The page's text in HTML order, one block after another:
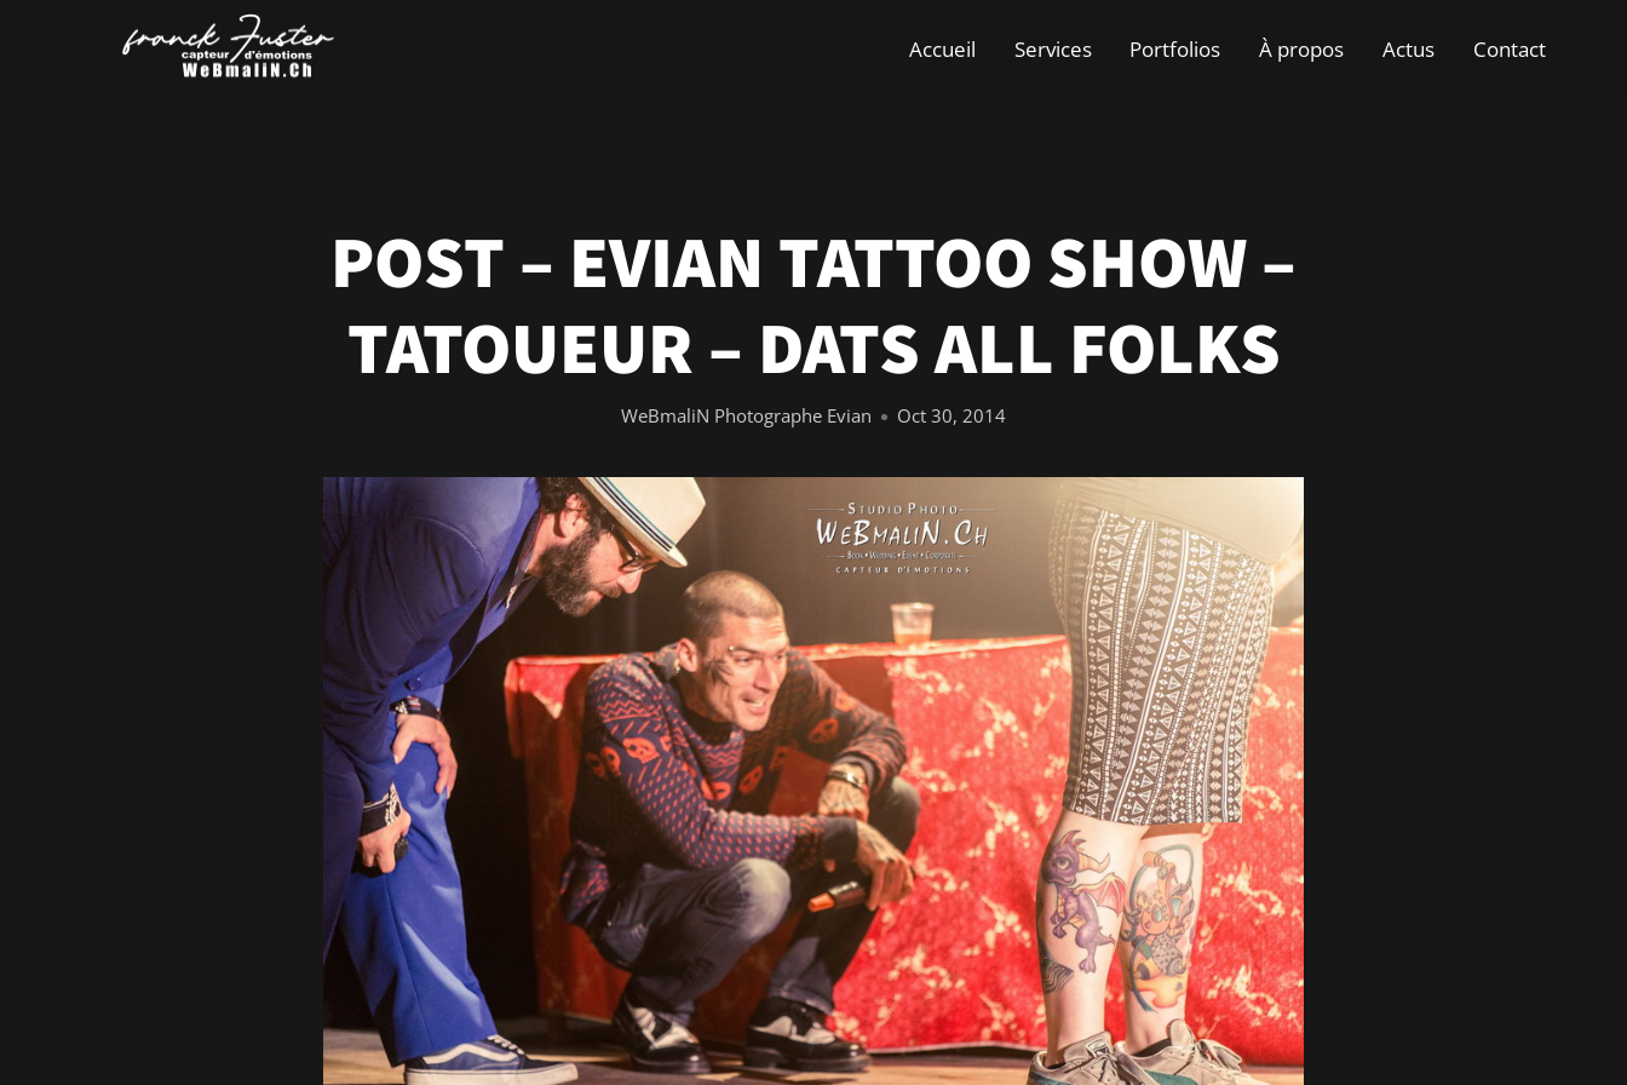
Accueil Services Portfolios À propos Actus Contact
POST – EVIAN TATTOO SHOW –
TATOUEUR – DATS ALL FOLKS
WeBmaliN Photographe Evian Oct 30, 2014